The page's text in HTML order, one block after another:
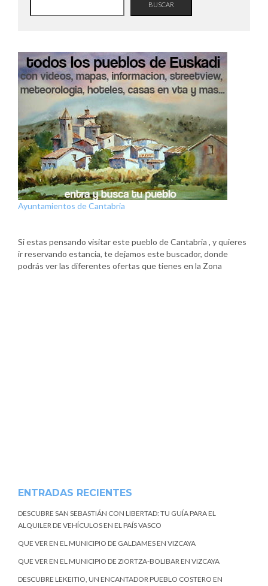
BUSCAR
Ayuntamientos de Cantabria
Si estas pensando visitar este pueblo de Cantabria , y quieres
ir reservando estancia, te dejamos este buscador, donde
podrás ver las diferentes ofertas que tienes en la Zona
ENTRADAS RECIENTES
DESCUBRE SAN SEBASTIÁN CON LIBERTAD: TU GUÍA PARA EL
ALQUILER DE VEHÍCULOS EN EL PAÍS VASCO
QUE VER EN EL MUNICIPIO DE GALDAMES EN VIZCAYA
QUE VER EN EL MUNICIPIO DE ZIORTZA-BOLIBAR EN VIZCAYA
DESCUBRE LEKEITIO, UN ENCANTADOR PUEBLO COSTERO EN